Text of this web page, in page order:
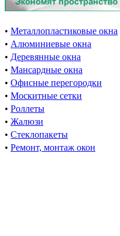
• Металлопластиковые окна
• Алюминиевые окна
• Деревянные окна
• Мансардные окна
• Офисные перегородки
• Москитные сетки
• Роллеты
• Жалюзи
• Стеклопакеты
• Ремонт, монтаж окон